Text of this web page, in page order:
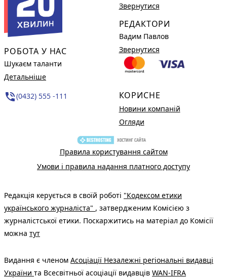
РОБОТА У НАС
Шукаєм таланти
Детальніше
phone_in_talk(0432) 555 -111
Звернутися
РЕДАКТОРИ
Вадим Павлов
Звернутися
КОРИСНЕ
Новини компаній
Огляди
Правила користування сайтом
Умови і правила надання платного доступу
Редакція керується в своїй роботі "Кодексом етики
українського журналіста" , затвердженим Комісією з
журналістської етики. Поскаржитись на матеріал до Комісії
можна тут
Видання є членом Асоціації Незалежні регіональні видавці
України та Всесвітньої асоціації видавців WAN-IFRA